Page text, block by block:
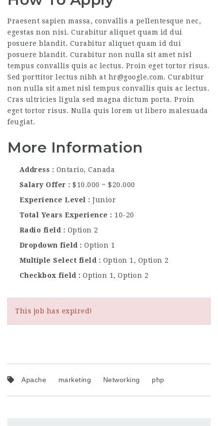
Praesent sapien massa, convallis a pellentesque nec,
egestas non nisi. Curabitur aliquet quam id dui
posuere blandit. Curabitur aliquet quam id dui
posuere blandit. Curabitur non nulla sit amet nisl
tempus convallis quis ac lectus. Proin eget tortor risus.
Sed porttitor lectus nibh at hr@google.com. Curabitur
non nulla sit amet nisl tempus convallis quis ac lectus.
Cras ultricies ligula sed magna dictum porta. Proin
eget tortor risus. Nulla quis lorem ut libero malesuada
feugiat.
More Information
Address
Ontario, Canada
Salary Offer
$10.000 ~ $20.000
Experience Level
Junior
Total Years Experience
10-20
Radio field
Option 2
Dropdown field
Option 1
Multiple Select field
Option 1, Option 2
Checkbox field
Option 1, Option 2
This job has expired!
Apache marketing Networking php